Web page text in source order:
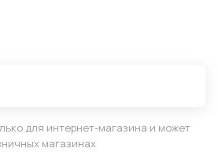
для интернет-магазина и может
магазинах